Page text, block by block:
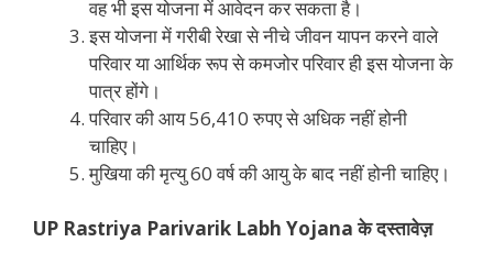
वह भी इस योजना में आवेदन कर सकता है।
इस योजना में गरीबी रेखा से नीचे जीवन यापन करने वाले
परिवार या आर्थिक रूप से कमजोर परिवार ही इस योजना के
पात्र होंगे।
परिवार की आय 56,410 रुपए से अधिक नहीं होनी
चाहिए।
मुखिया की मृत्यु 60 वर्ष की आयु के बाद नहीं होनी चाहिए।
UP Rastriya Parivarik Labh Yojana के दस्तावेज़